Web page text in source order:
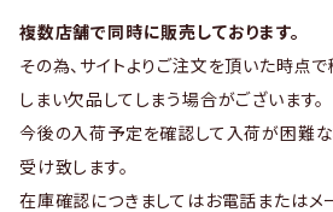
複数店舗で同時に販売しております。
その為、サイトよりご注文を頂いた時点
しまい欠品してしまう場合がございます。
今後の入荷予定を確認して入荷が困難な
受け致します。
在庫確認につきましてはお電話またはメ